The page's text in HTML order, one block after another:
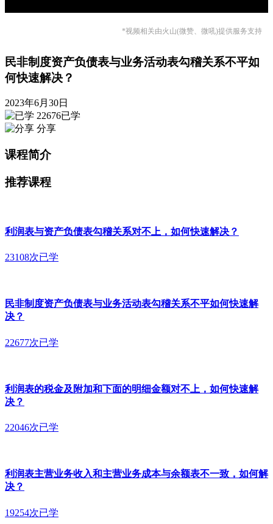
*视频相关由火山(微赞、微吼)提供服务支持
民非制度资产负债表与业务活动表勾稽关系不平如
何快速解决？
2023年6月30日
22676已学
分享
课程简介
推荐课程
利润表与资产负债表勾稽关系对不上，如何快速解决？
23108次已学
民非制度资产负债表与业务活动表勾稽关系不平如何快速解
决？
22677次已学
利润表的税金及附加和下面的明细金额对不上，如何快速解
决？
22046次已学
利润表主营业务收入和主营业务成本与余额表不一致，如何解
决？
19254次已学